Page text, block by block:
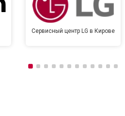
Сервисный центр LG в Кирове